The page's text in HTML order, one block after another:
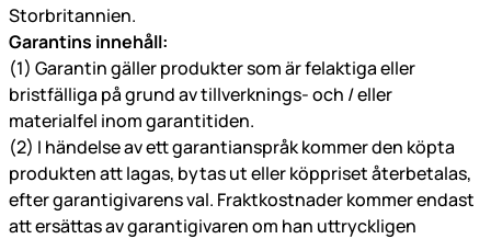
Storbritannien.
Garantins innehåll:
(1) Garantin gäller produkter som är felaktiga eller
bristfälliga på grund av tillverknings- och / eller
materialfel inom garantitiden.
(2) I händelse av ett garantianspråk kommer den köpta
produkten att lagas, bytas ut eller köppriset återbetalas,
efter garantigivarens val. Fraktkostnader kommer endast
att ersättas av garantigivaren om han uttryckligen